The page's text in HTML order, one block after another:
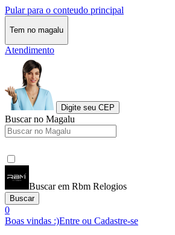
Pular para o conteudo principal
Tem no magalu
Atendimento
Digite seu CEP
Buscar no Magalu
Buscar em Rbm Relogios
Buscar
0
Boas vindas :)Entre ou Cadastre-se